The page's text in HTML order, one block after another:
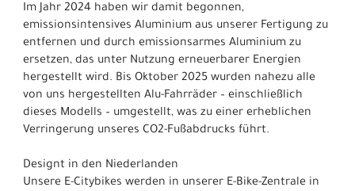
Im Jahr 2024 haben wir damit begonnen,
emissionsintensives Aluminium aus unserer Fertigung zu
entfernen und durch emissionsarmes Aluminium zu
ersetzen, das unter Nutzung erneuerbarer Energien
hergestellt wird. Bis Oktober 2025 wurden nahezu alle
von uns hergestellten Alu-Fahrräder – einschließlich
dieses Modells – umgestellt, was zu einer erheblichen
Verringerung unseres CO2-Fußabdrucks führt.
Designt in den Niederlanden
Unsere E-Citybikes werden in unserer E-Bike-Zentrale in